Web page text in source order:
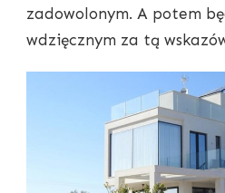
zadowolonym. A potem
wdzięcznym za tą